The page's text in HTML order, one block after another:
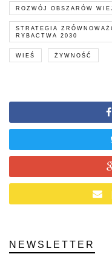
ROZWÓJ OBSZARÓW
STRATEGIA
RYBACTWA 2030
WIEŚ ŻYWNOŚĆ
NEWSLETTER